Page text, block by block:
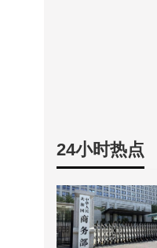
24小时热点